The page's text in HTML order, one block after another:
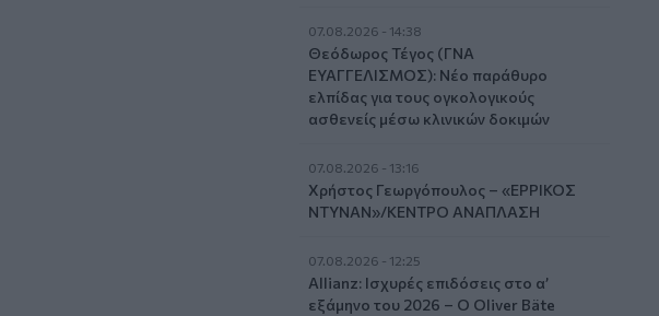
07.08.2026 - 14:38
Θεόδωρος Τέγος (ΓΝΑ
ΕΥΑΓΓΕΛΙΣΜΟΣ): Νέο παράθυρο
ελπίδας για τους ογκολογικούς
ασθενείς μέσω κλινικών δοκιμών
07.08.2026 - 13:16
Χρήστος Γεωργόπουλος – «ΕΡΡΙΚΟΣ
ΝΤΥΝΑΝ»/ΚΕΝΤΡΟ ΑΝΑΠΛΑΣΗ
07.08.2026 - 12:25
Allianz: Ισχυρές επιδόσεις στο α’
εξάμηνο του 2026 – Ο Oliver Bäte